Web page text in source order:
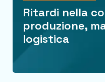
Ritardi nella
produzione,
logistica